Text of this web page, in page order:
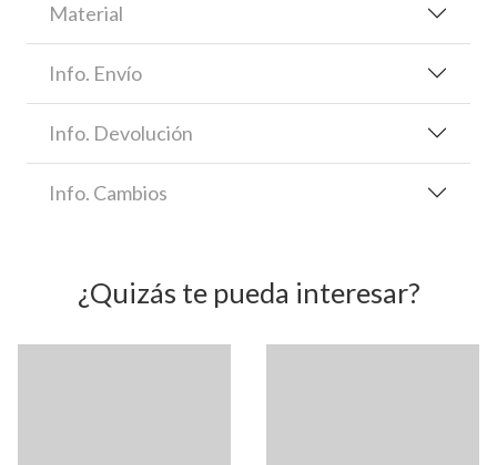
Material
Info. Envío
Info. Devolución
Info. Cambios
¿Quizás te pueda interesar?